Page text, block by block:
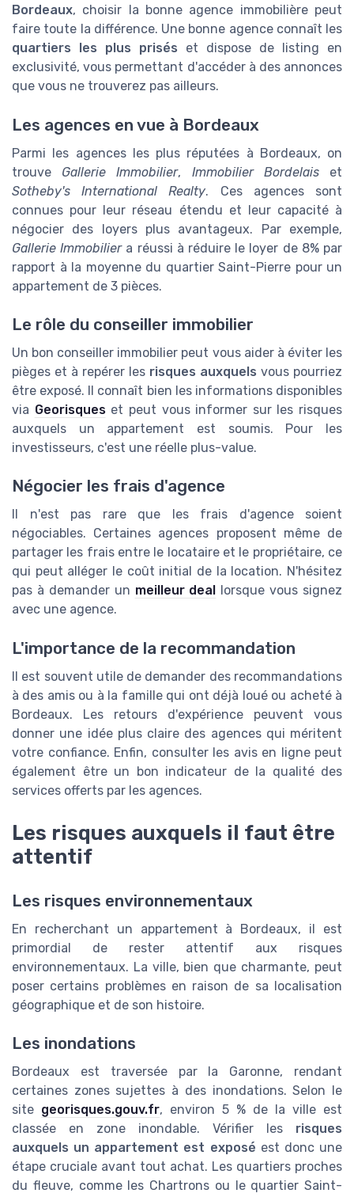
Bordeaux, choisir la bonne agence immobilière peut
faire toute la différence. Une bonne agence connaît les
quartiers les plus prisés et dispose de listing en
exclusivité, vous permettant d'accéder à des annonces
que vous ne trouverez pas ailleurs.
Les agences en vue à Bordeaux
Parmi les agences les plus réputées à Bordeaux, on
trouve Gallerie Immobilier, Immobilier Bordelaiset
Sotheby's International Realty. Ces agences sont
connues pour leur réseau étendu et leur capacité à
négocier des loyers plus avantageux. Par exemple,
Gallerie Immobiliera réussi à réduire le loyer de 8% par
rapport à la moyenne du quartier Saint-Pierre pour un
appartement de 3 pièces.
Le rôle du conseiller immobilier
Un bon conseiller immobilier peut vous aider à éviter les
pièges et à repérer les risques auxquels vous pourriez
être exposé. Il connaît bien les informations disponibles
via Georisqueset peut vous informer sur les risques
auxquels un appartement est soumis. Pour les
investisseurs, c'est une réelle plus-value.
Négocier les frais d'agence
Il n'est pas rare que les frais d'agence soient
négociables. Certaines agences proposent même de
partager les frais entre le locataire et le propriétaire, ce
qui peut alléger le coût initial de la location. N'hésitez
pas à demander un meilleur deal
lorsque vous signez
avec une agence.
L'importance de la recommandation
Il est souvent utile de demander des recommandations
à des amis ou à la famille qui ont déjà loué ou acheté à
Bordeaux. Les retours d'expérience peuvent vous
donner une idée plus claire des agences qui méritent
votre confiance. Enfin, consulter les avis en ligne peut
également être un bon indicateur de la qualité des
services offerts par les agences.
Les risques auxquels il faut être
attentif
Les risques environnementaux
En recherchant un appartement à Bordeaux, il est
primordial de rester attentif aux risques
environnementaux. La ville, bien que charmante, peut
poser certains problèmes en raison de sa localisation
géographique et de son histoire.
Les inondations
Bordeaux est traversée par la Garonne, rendant
certaines zones sujettes à des inondations. Selon le
site georisques.gouv.fr, environ 5 % de la ville est
classée en zone inondable. Vérifier les risques
auxquels un appartement est exposé est donc une
étape cruciale avant tout achat. Les quartiers proches
du fleuve, comme les Chartrons ou le quartier Saint-